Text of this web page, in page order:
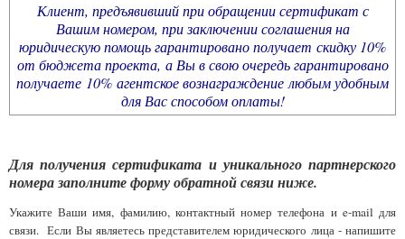
Клиент, предъявивший при обращении сертификат с
Вашим номером, при заключении соглашения на
юридическую помощь гарантировано получает скидку 10%
от бюджета проекта, а Вы в свою очередь гарантировано
получаете 10% агентское вознаграждение любым удобным
для Вас способом оплаты!
Для получения сертификата и уникального партнерского
номера заполните форму обратной связи ниже.
Укажите Ваши имя, фамилию, контактный номер телефона и e-mail для
связи. Если Вы являетесь представителем юридического лица - напишите